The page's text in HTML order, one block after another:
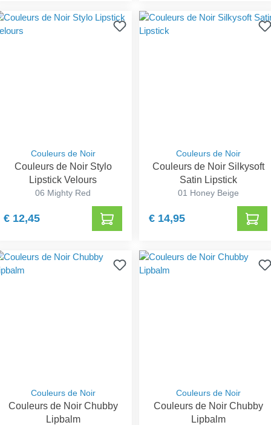
Couleurs de Noir
Couleurs de Noir Stylo
Lipstick Velours
06 Mighty Red
€ 12,45
Couleurs de Noir
Couleurs de Noir Silkysoft
Satin Lipstick
01 Honey Beige
€ 14,95
Couleurs de Noir
Couleurs de Noir Chubby
Lipbalm
Couleurs de Noir
Couleurs de Noir Chubby
Lipbalm